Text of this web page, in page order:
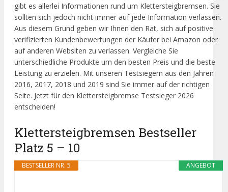
gibt es allerlei Informationen rund um Klettersteigbremsen. Sie
sollten sich jedoch nicht immer auf jede Information verlassen.
Aus diesem Grund geben wir Ihnen den Rat, sich auf positive
verifizierten Kundenbewertungen der Käufer bei Amazon oder
auf anderen Websiten zu verlassen. Vergleiche Sie
unterschiedliche Produkte um den besten Preis und die beste
Leistung zu erzielen. Mit unseren Testsiegern aus den Jahren
2016, 2017, 2018 und 2019 sind Sie immer auf der richtigen
Seite. Jetzt für den Klettersteigbremse Testsieger 2026
entscheiden!
Klettersteigbremsen Bestseller
Platz 5 – 10
ANGEBOT
BESTSELLER NR. 5